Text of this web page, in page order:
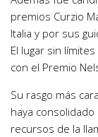
premios Curzio
Italia y por sus
El lugar sin
con el Premio
Su rasgo más
haya
recursos de la